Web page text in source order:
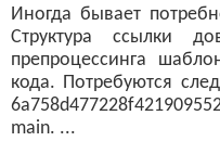
Иногда бывает
Структура ссылки
препроцессинга
кода. Потребуются
main. ...